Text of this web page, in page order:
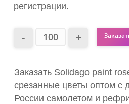
регистрации.
Заказать Solidago paint
срезанные цветы оптом с
России самолетом и